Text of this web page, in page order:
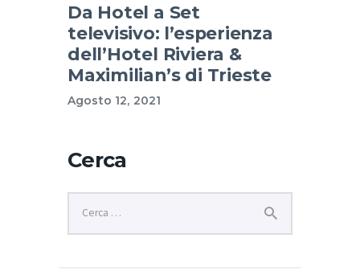
Da Hotel a Set
televisivo: l’esperienza
dell’Hotel Riviera &
Maximilian’s di Trieste
Agosto 12, 2021
Cerca